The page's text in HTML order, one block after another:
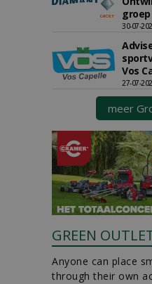
30-07-
Vos
27-07-
meer
GREEN
Anyone can place
through their own